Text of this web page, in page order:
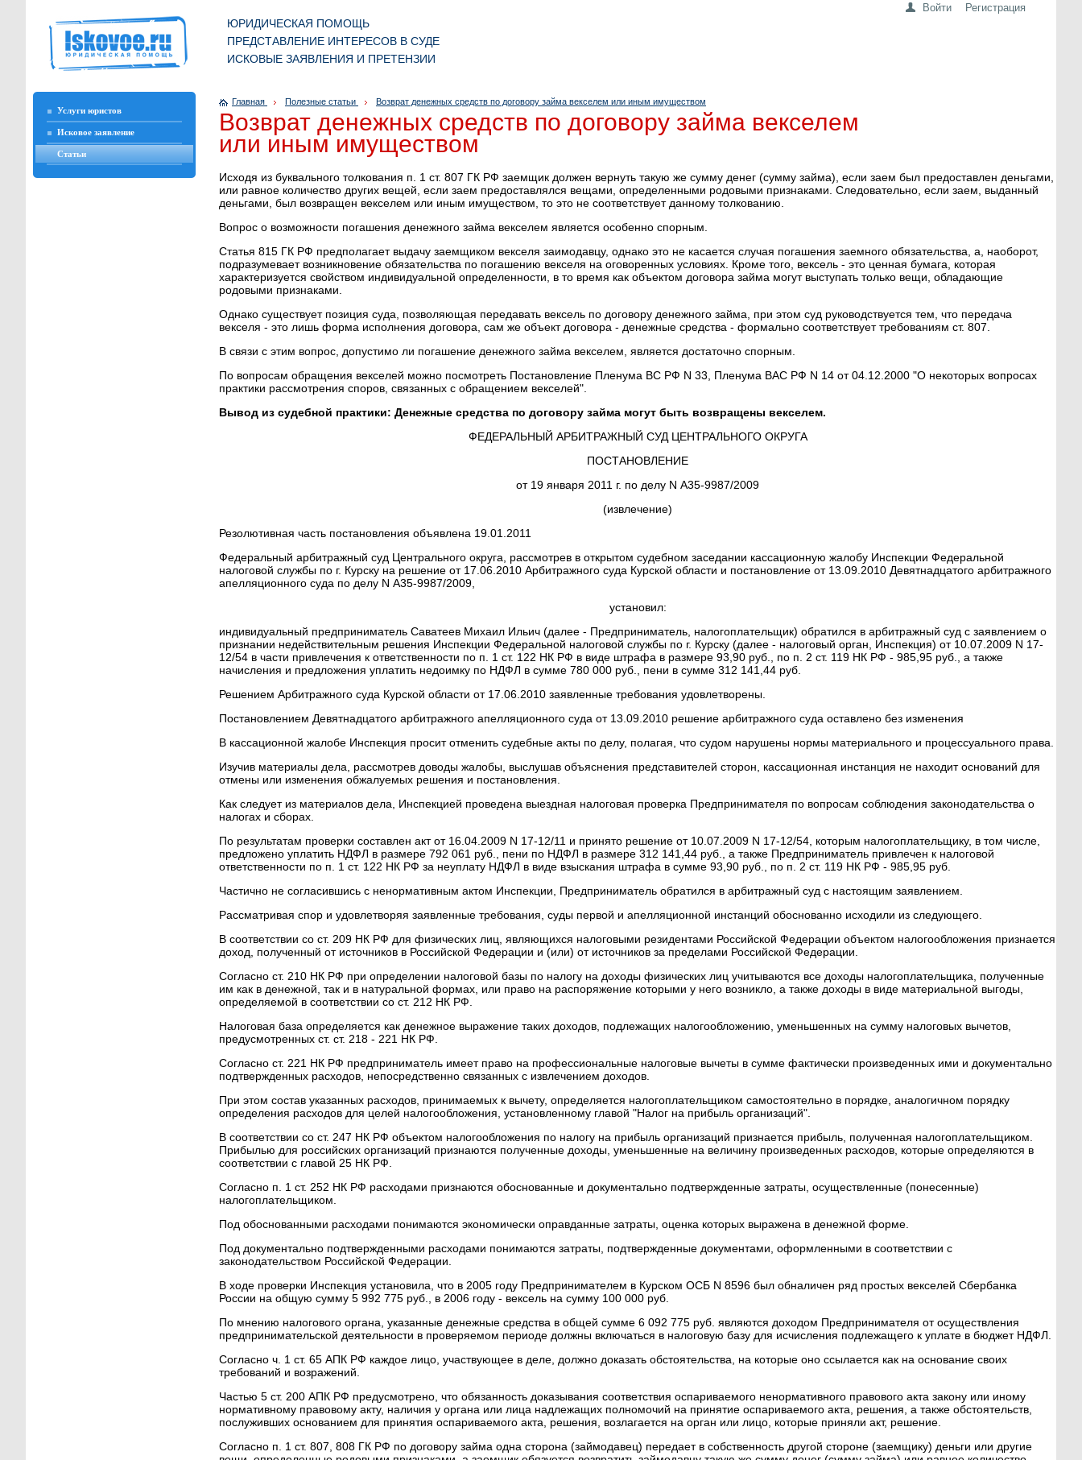
ЮРИДИЧЕСКАЯ ПОМОЩЬ
ПРЕДСТАВЛЕНИЕ ИНТЕРЕСОВ В СУДЕ
ИСКОВЫЕ ЗАЯВЛЕНИЯ И ПРЕТЕНЗИИ
Войти Регистрация
Услуги юристов
Исковое заявление
Статьи
Главная Полезные статьи Возврат денежных средств по договору займа векселем или иным имуществом
Возврат денежных средств по договору займа векселем
или иным имуществом
Исходя из буквального толкования п. 1 ст. 807 ГК РФ заемщик должен вернуть такую же сумму денег (сумму займа), если заем был предоставлен деньгами,
или равное количество других вещей, если заем предоставлялся вещами, определенными родовыми признаками. Следовательно, если заем, выданный
деньгами, был возвращен векселем или иным имуществом, то это не соответствует данному толкованию.
Вопрос о возможности погашения денежного займа векселем является особенно спорным.
Статья 815 ГК РФ предполагает выдачу заемщиком векселя заимодавцу, однако это не касается случая погашения заемного обязательства, а, наоборот,
подразумевает возникновение обязательства по погашению векселя на оговоренных условиях. Кроме того, вексель - это ценная бумага, которая
характеризуется свойством индивидуальной определенности, в то время как объектом договора займа могут выступать только вещи, обладающие
родовыми признаками.
Однако существует позиция суда, позволяющая передавать вексель по договору денежного займа, при этом суд руководствуется тем, что передача
векселя - это лишь форма исполнения договора, сам же объект договора - денежные средства - формально соответствует требованиям ст. 807.
В связи с этим вопрос, допустимо ли погашение денежного займа векселем, является достаточно спорным.
По вопросам обращения векселей можно посмотреть Постановление Пленума ВС РФ N 33, Пленума ВАС РФ N 14 от 04.12.2000 "О некоторых вопросах
практики рассмотрения споров, связанных с обращением векселей".
Вывод из судебной практики: Денежные средства по договору займа могут быть возвращены векселем.
ФЕДЕРАЛЬНЫЙ АРБИТРАЖНЫЙ СУД ЦЕНТРАЛЬНОГО ОКРУГА
ПОСТАНОВЛЕНИЕ
от 19 января 2011 г. по делу N А35-9987/2009
(извлечение)
Резолютивная часть постановления объявлена 19.01.2011
Федеральный арбитражный суд Центрального округа, рассмотрев в открытом судебном заседании кассационную жалобу Инспекции Федеральной
налоговой службы по г. Курску на решение от 17.06.2010 Арбитражного суда Курской области и постановление от 13.09.2010 Девятнадцатого арбитражного
апелляционного суда по делу N А35-9987/2009,
установил:
индивидуальный предприниматель Саватеев Михаил Ильич (далее - Предприниматель, налогоплательщик) обратился в арбитражный суд с заявлением о
признании недействительным решения Инспекции Федеральной налоговой службы по г. Курску (далее - налоговый орган, Инспекция) от 10.07.2009 N 17-
12/54 в части привлечения к ответственности по п. 1 ст. 122 НК РФ в виде штрафа в размере 93,90 руб., по п. 2 ст. 119 НК РФ - 985,95 руб., а также
начисления и предложения уплатить недоимку по НДФЛ в сумме 780 000 руб., пени в сумме 312 141,44 руб.
Решением Арбитражного суда Курской области от 17.06.2010 заявленные требования удовлетворены.
Постановлением Девятнадцатого арбитражного апелляционного суда от 13.09.2010 решение арбитражного суда оставлено без изменения
В кассационной жалобе Инспекция просит отменить судебные акты по делу, полагая, что судом нарушены нормы материального и процессуального права.
Изучив материалы дела, рассмотрев доводы жалобы, выслушав объяснения представителей сторон, кассационная инстанция не находит оснований для
отмены или изменения обжалуемых решения и постановления.
Как следует из материалов дела, Инспекцией проведена выездная налоговая проверка Предпринимателя по вопросам соблюдения законодательства о
налогах и сборах.
По результатам проверки составлен акт от 16.04.2009 N 17-12/11 и принято решение от 10.07.2009 N 17-12/54, которым налогоплательщику, в том числе,
предложено уплатить НДФЛ в размере 792 061 руб., пени по НДФЛ в размере 312 141,44 руб., а также Предприниматель привлечен к налоговой
ответственности по п. 1 ст. 122 НК РФ за неуплату НДФЛ в виде взыскания штрафа в сумме 93,90 руб., по п. 2 ст. 119 НК РФ - 985,95 руб.
Частично не согласившись с ненормативным актом Инспекции, Предприниматель обратился в арбитражный суд с настоящим заявлением.
Рассматривая спор и удовлетворяя заявленные требования, суды первой и апелляционной инстанций обоснованно исходили из следующего.
В соответствии со ст. 209 НК РФ для физических лиц, являющихся налоговыми резидентами Российской Федерации объектом налогообложения признается
доход, полученный от источников в Российской Федерации и (или) от источников за пределами Российской Федерации.
Согласно ст. 210 НК РФ при определении налоговой базы по налогу на доходы физических лиц учитываются все доходы налогоплательщика, полученные
им как в денежной, так и в натуральной формах, или право на распоряжение которыми у него возникло, а также доходы в виде материальной выгоды,
определяемой в соответствии со ст. 212 НК РФ.
Налоговая база определяется как денежное выражение таких доходов, подлежащих налогообложению, уменьшенных на сумму налоговых вычетов,
предусмотренных ст. ст. 218 - 221 НК РФ.
Согласно ст. 221 НК РФ предприниматель имеет право на профессиональные налоговые вычеты в сумме фактически произведенных ими и документально
подтвержденных расходов, непосредственно связанных с извлечением доходов.
При этом состав указанных расходов, принимаемых к вычету, определяется налогоплательщиком самостоятельно в порядке, аналогичном порядку
определения расходов для целей налогообложения, установленному главой "Налог на прибыль организаций".
В соответствии со ст. 247 НК РФ объектом налогообложения по налогу на прибыль организаций признается прибыль, полученная налогоплательщиком.
Прибылью для российских организаций признаются полученные доходы, уменьшенные на величину произведенных расходов, которые определяются в
соответствии с главой 25 НК РФ.
Согласно п. 1 ст. 252 НК РФ расходами признаются обоснованные и документально подтвержденные затраты, осуществленные (понесенные)
налогоплательщиком.
Под обоснованными расходами понимаются экономически оправданные затраты, оценка которых выражена в денежной форме.
Под документально подтвержденными расходами понимаются затраты, подтвержденные документами, оформленными в соответствии с
законодательством Российской Федерации.
В ходе проверки Инспекция установила, что в 2005 году Предпринимателем в Курском ОСБ N 8596 был обналичен ряд простых векселей Сбербанка
России на общую сумму 5 992 775 руб., в 2006 году - вексель на сумму 100 000 руб.
По мнению налогового органа, указанные денежные средства в общей сумме 6 092 775 руб. являются доходом Предпринимателя от осуществления
предпринимательской деятельности в проверяемом периоде должны включаться в налоговую базу для исчисления подлежащего к уплате в бюджет НДФЛ.
Согласно ч. 1 ст. 65 АПК РФ каждое лицо, участвующее в деле, должно доказать обстоятельства, на которые оно ссылается как на основание своих
требований и возражений.
Частью 5 ст. 200 АПК РФ предусмотрено, что обязанность доказывания соответствия оспариваемого ненормативного правового акта закону или иному
нормативному правовому акту, наличия у органа или лица надлежащих полномочий на принятие оспариваемого акта, решения, а также обстоятельств,
послуживших основанием для принятия оспариваемого акта, решения, возлагается на орган или лицо, которые приняли акт, решение.
Согласно п. 1 ст. 807, 808 ГК РФ по договору займа одна сторона (займодавец) передает в собственность другой стороне (заемщику) деньги или другие